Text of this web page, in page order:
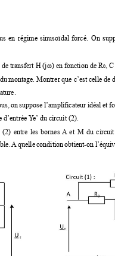
en régime sinusoïdal forcé. On
de transfert H (jω) en fonction de R0 ,
du montage. Montrer que c’est celle de
on suppose l’amplificateur idéal et
d’entrée Ye’ du circuit (2).
(2) entre les bornes A et M du
A quelle condition obtient-on